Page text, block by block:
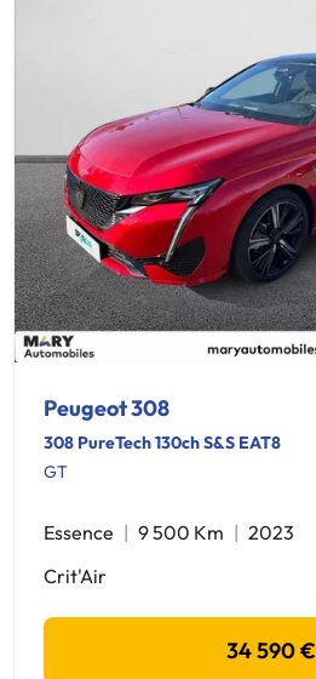
Peugeot 308
308 PureTech 130ch S&S EAT8
GT
Essence 9 500 Km
2023
Crit'Air
34 590 €